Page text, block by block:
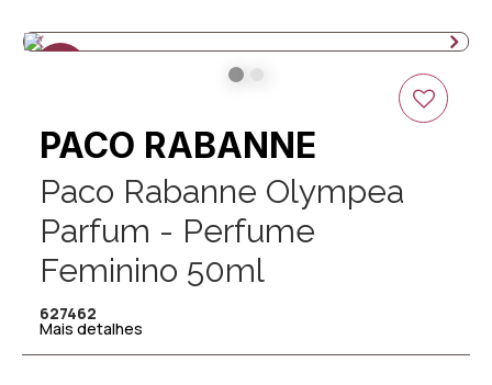
PACO RABANNE
Paco Rabanne Olympea
Parfum - Perfume
Feminino 50ml
627462
Mais detalhes